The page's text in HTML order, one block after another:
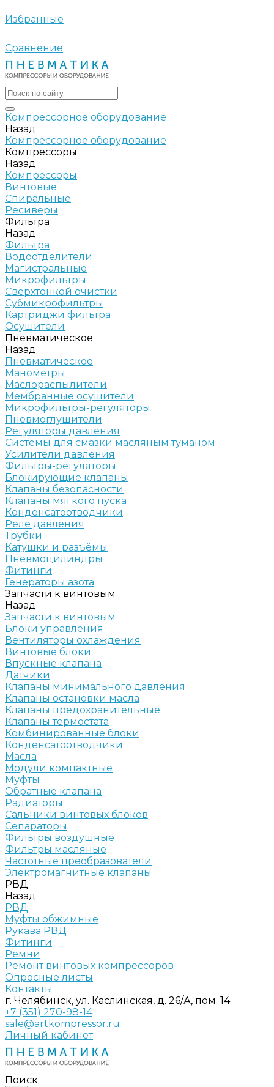
Избранные
Сравнение
Компрессорное оборудование
Назад
Компрессорное оборудование
Компрессоры
Назад
Компрессоры
Винтовые
Спиральные
Ресиверы
Фильтра
Назад
Фильтра
Водоотделители
Магистральные
Микрофильтры
Сверхтонкой очистки
Субмикрофильтры
Картриджи фильтра
Осушители
Пневматическое
Назад
Пневматическое
Манометры
Маслораспылители
Мембранные осушители
Микрофильтры-регуляторы
Пневмоглушители
Регуляторы давления
Системы для смазки масляным туманом
Усилители давления
Фильтры-регуляторы
Блокирующие клапаны
Клапаны безопасности
Клапаны мягкого пуска
Конденсатоотводчики
Реле давления
Трубки
Катушки и разъёмы
Пневмоцилиндры
Фитинги
Генераторы азота
Запчасти к винтовым
Назад
Запчасти к винтовым
Блоки управления
Вентиляторы охлаждения
Винтовые блоки
Впускные клапана
Датчики
Клапаны минимального давления
Клапаны остановки масла
Клапаны предохранительные
Клапаны термостата
Комбинированные блоки
Конденсатоотводчики
Масла
Модули компактные
Муфты
Обратные клапана
Радиаторы
Сальники винтовых блоков
Сепараторы
Фильтры воздушные
Фильтры масляные
Частотные преобразователи
Электромагнитные клапаны
РВД
Назад
РВД
Муфты обжимные
Рукава РВД
Фитинги
Ремни
Ремонт винтовых компрессоров
Опросные листы
Контакты
г. Челябинск, ул. Каслинская, д. 26/А, пом. 14
+7 (351) 270-98-14
sale@artkompressor.ru
Личный кабинет
Поиск